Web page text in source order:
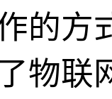
的方
物联